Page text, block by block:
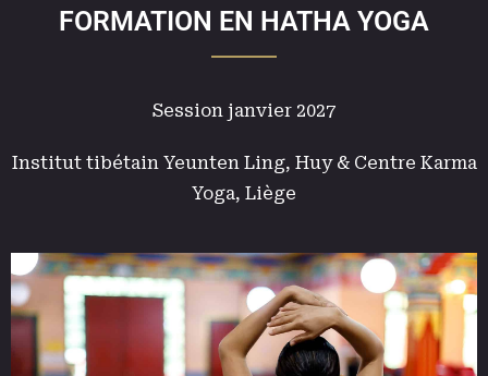
FORMATION EN HATHA YOGA
Session janvier 2027
Institut tibétain Yeunten Ling, Huy & Centre Karma
Yoga, Liège